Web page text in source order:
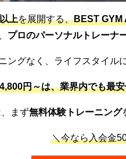
上を展開する、BEST GYM
プロのパーソナルトレーナ
ングなく、ライフスタイル
円～は、業界内でも最
まず無料体験トレーニング
＼今なら入会金